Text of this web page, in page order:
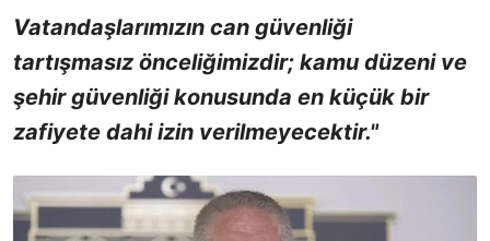
Vatandaşlarımızın can güvenliği
tartışmasız önceliğimizdir; kamu düzeni ve
şehir güvenliği konusunda en küçük bir
zafiyete dahi izin verilmeyecektir."